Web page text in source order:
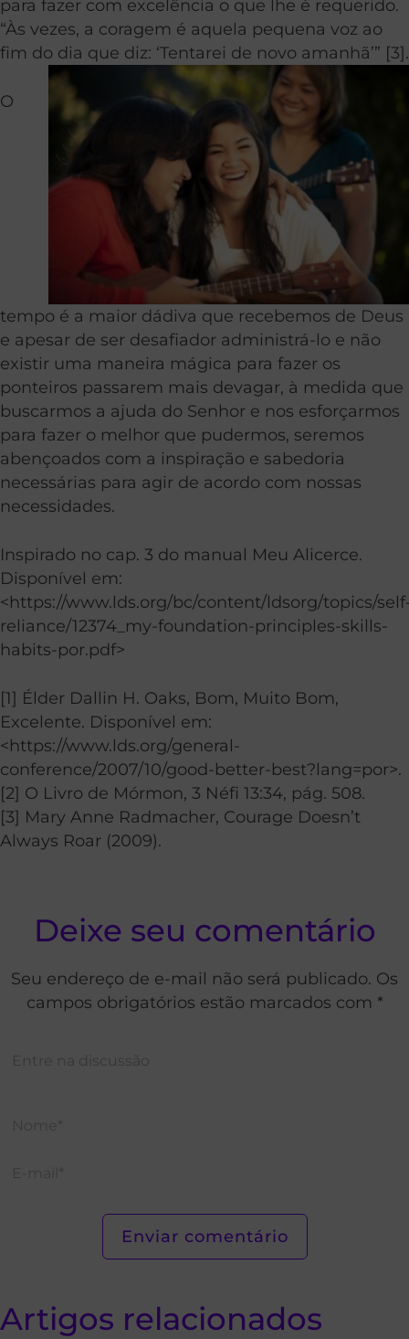
para fazer com excelência o que lhe é requerido.
“Às vezes, a coragem é aquela pequena voz ao
fim do dia que diz: ‘Tentarei de novo amanhã’” [3].
O
tempo é a maior dádiva que recebemos de Deus
e apesar de ser desafiador administrá-lo e não
existir uma maneira mágica para fazer os
ponteiros passarem mais devagar, à medida que
buscarmos a ajuda do Senhor e nos esforçarmos
para fazer o melhor que pudermos, seremos
abençoados com a inspiração e sabedoria
necessárias para agir de acordo com nossas
necessidades.
Inspirado no cap. 3 do manual Meu Alicerce.
Disponível em:
<https://www.lds.org/bc/content/ldsorg/topics/
reliance/12374_my-foundation-principles-skills-
habits-por.pdf>
[1] Élder Dallin H. Oaks, Bom, Muito Bom,
Excelente. Disponível em:
<https://www.lds.org/general-
conference/2007/10/good-better-best?lang=por>.
[2] O Livro de Mórmon, 3 Néfi 13:34, pág. 508.
[3] Mary Anne Radmacher, Courage Doesn’t
Always Roar (2009).
Deixe seu comentário
Seu endereço de e-mail não será publicado. Os
campos obrigatórios estão marcados com *
Artigos relacionados